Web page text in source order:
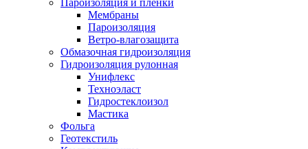
Пароизоляция и пленки
Мембраны
Пароизоляция
Ветро-влагозащита
Обмазочная гидроизоляция
Гидроизоляция рулонная
Унифлекс
Техноэласт
Гидростеклоизол
Мастика
Фольга
Геотекстиль